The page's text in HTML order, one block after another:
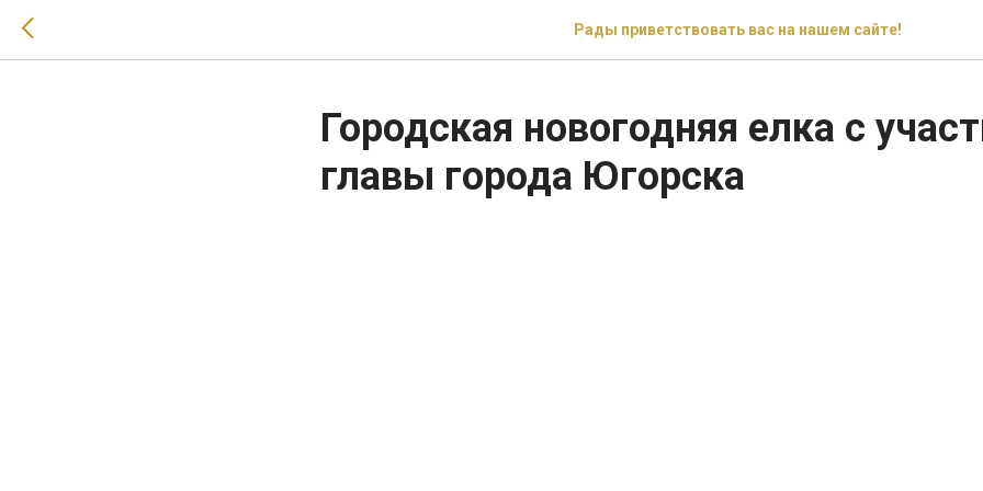
Рады приветствовать вас на нашем сайте!
Городская новогодняя елка с
главы города Югорска